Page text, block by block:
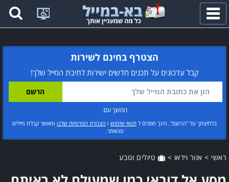
פתח
תפריט
הצטרף בחינם לשירות
קבל עדכונים על תכנים חדשים ישירות לתיבת המייל שלך!
המשך עם:
בלחיצתך על "הרשם", הינך מסכים ל תנאי שימוש ו הצהרת הפרטיות שלנו ומאשר קבלת מיילים
מהאתר.
ראשי > אזור וידאו > טיולים וטבע